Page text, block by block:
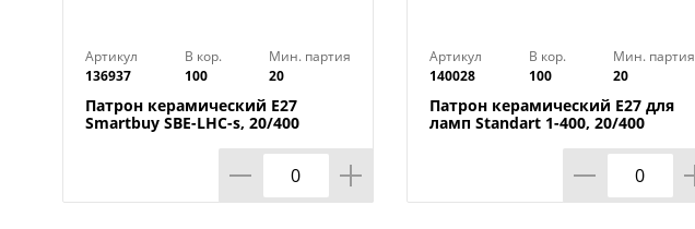
Артикул
136937
В кор.
100
Мин. партия
20
Патрон керамический E27
Smartbuy SBE-LHC-s, 20/400
Артикул
140028
В кор.
100
Мин. партия
20
Патрон керамический E27 для
ламп Standart 1-400, 20/400